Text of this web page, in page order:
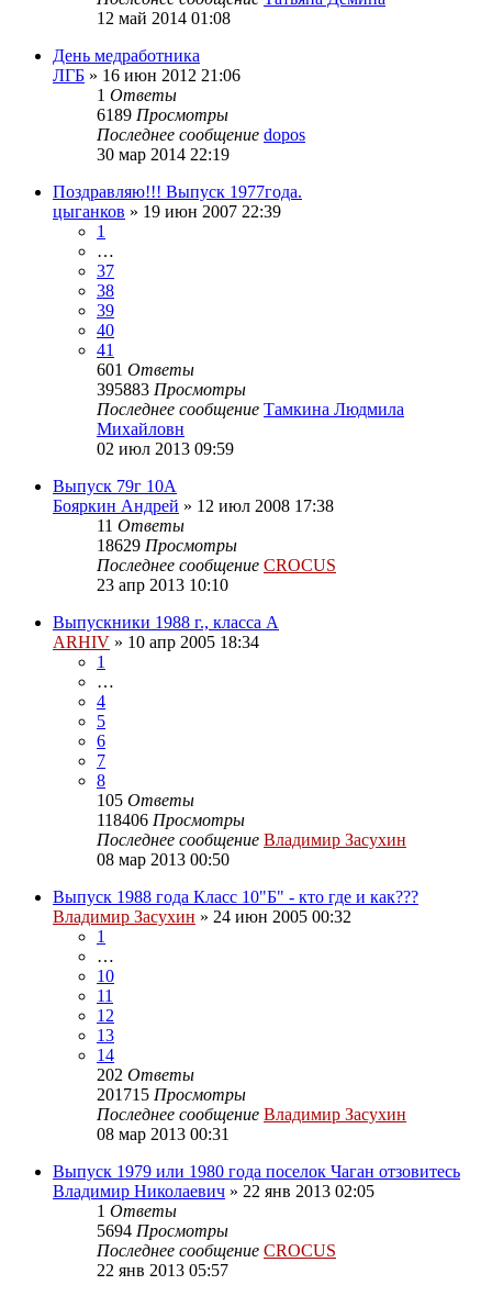
12 май 2014 01:08
День медработника
ЛГБ » 16 июн 2012 21:06
1 Ответы
6189 Просмотры
Последнее сообщение dopos
30 мар 2014 22:19
Поздравляю!!! Выпуск 1977года.
цыганков » 19 июн 2007 22:39
1
…
37
38
39
40
41
601 Ответы
395883 Просмотры
Последнее сообщение Тамкина Людмила
Михайловн
02 июл 2013 09:59
Выпуск 79г 10А
Бояркин Андрей » 12 июл 2008 17:38
11 Ответы
18629 Просмотры
Последнее сообщение CROCUS
23 апр 2013 10:10
Выпускники 1988 г., класса А
ARHIV » 10 апр 2005 18:34
1
…
4
5
6
7
8
105 Ответы
118406 Просмотры
Последнее сообщение Владимир Засухин
08 мар 2013 00:50
Выпуск 1988 года Класс 10"Б" - кто где и как???
Владимир Засухин » 24 июн 2005 00:32
1
…
10
11
12
13
14
202 Ответы
201715 Просмотры
Последнее сообщение Владимир Засухин
08 мар 2013 00:31
Выпуск 1979 или 1980 года поселок Чаган отзовитесь
Владимир Николаевич » 22 янв 2013 02:05
1 Ответы
5694 Просмотры
Последнее сообщение CROCUS
22 янв 2013 05:57